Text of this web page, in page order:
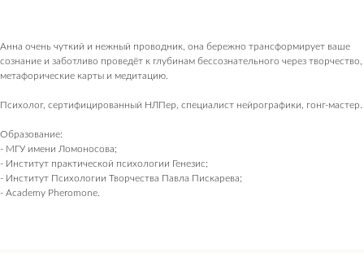
Анна очень чуткий и нежный проводник, она бережно трансформирует ваше
сознание и заботливо проведёт к глубинам бессознательного через творчество,
метафорические карты и медитацию.
Психолог, сертифицированный НЛПер, специалист нейрографики, гонг-мастер.
Образование:
- МГУ имени Ломоносова;
- Институт практической психологии Генезис;
- Институт Психологии Творчества Павла Пискарева;
- Academy Pheromone.